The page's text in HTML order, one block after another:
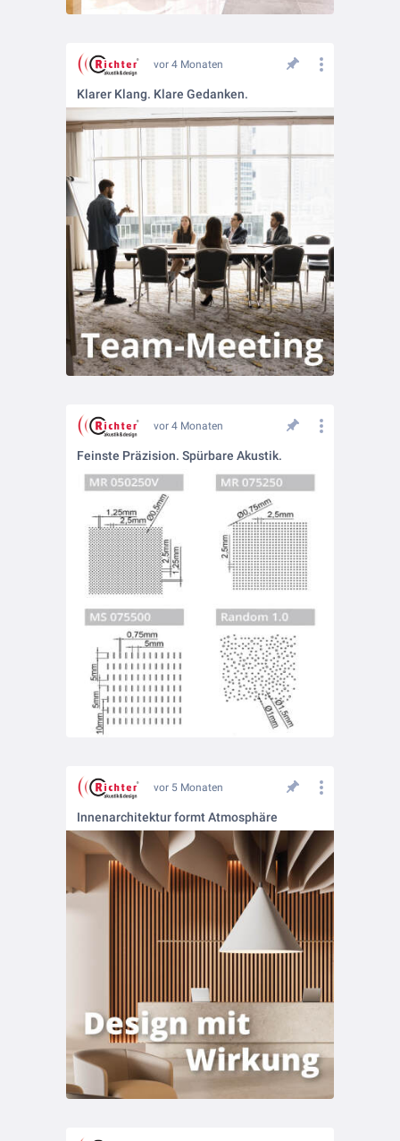
vor 4 Monaten
Klarer Klang. Klare Gedanken.
vor 4 Monaten
Feinste Präzision. Spürbare Akustik.
vor 5 Monaten
Innenarchitektur formt Atmosphäre